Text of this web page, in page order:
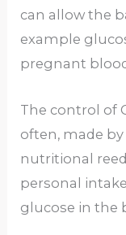
can allow the
example
pregnant
The control of
often, made
nutritional
personal
glucose in the